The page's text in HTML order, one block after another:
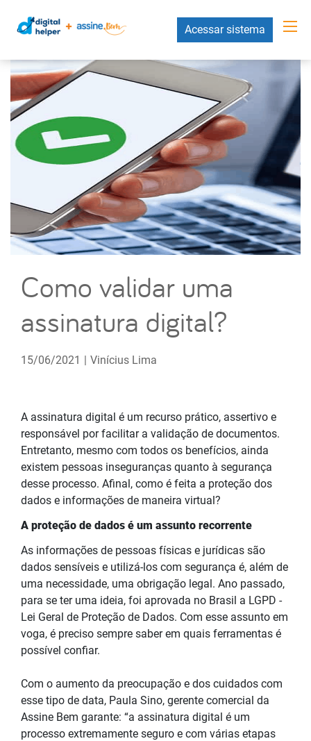
Acessar sistema
Como validar uma
assinatura digital?
15/06/2021 | Vinícius Lima
A assinatura digital é um recurso prático, assertivo e
responsável por facilitar a validação de documentos.
Entretanto, mesmo com todos os benefícios, ainda
existem pessoas inseguranças quanto à segurança
desse processo. Afinal, como é feita a proteção dos
dados e informações de maneira virtual?
A proteção de dados é um assunto recorrente
As informações de pessoas físicas e jurídicas são
dados sensíveis e utilizá-los com segurança é, além de
uma necessidade, uma obrigação legal. Ano passado,
para se ter uma ideia, foi aprovada no Brasil a LGPD -
Lei Geral de Proteção de Dados. Com esse assunto em
voga, é preciso sempre saber em quais ferramentas é
possível confiar.
Com o aumento da preocupação e dos cuidados com
esse tipo de data, Paula Sino, gerente comercial da
Assine Bem garante: “a assinatura digital é um
processo extremamente seguro e com várias etapas